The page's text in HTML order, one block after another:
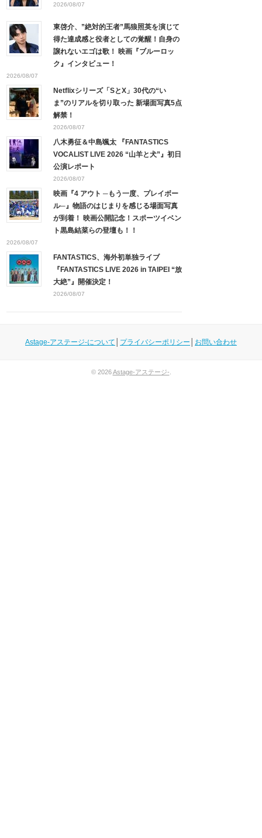
2026/08/07
東啓介、”絶対的王者”馬狼照英を演じて
得た達成感と役者としての覚醒！自身の
譲れないエゴは歌！ 映画『ブルーロッ
ク』インタビュー！
2026/08/07
Netflixシリーズ「SとX」30代の“い
ま”のリアルを切り取った 新場面写真5点
解禁！
2026/08/07
八木勇征＆中島颯太 『FANTASTICS
VOCALIST LIVE 2026 “山羊と犬”』初日
公演レポート
2026/08/07
映画『4 アウト ─もう一度、プレイボー
ル─』物語のはじまりを感じる場面写真
が到着！ 映画公開記念！スポーツイベン
ト黒島結菜らの登壇も！！
2026/08/07
FANTASTICS、海外初単独ライブ
『FANTASTICS LIVE 2026 in TAIPEI “放
大絶”』開催決定！
2026/08/07
Astage-アステージ-について プライバシーポリシー お問い合わせ
© 2026Astage-アステージ-